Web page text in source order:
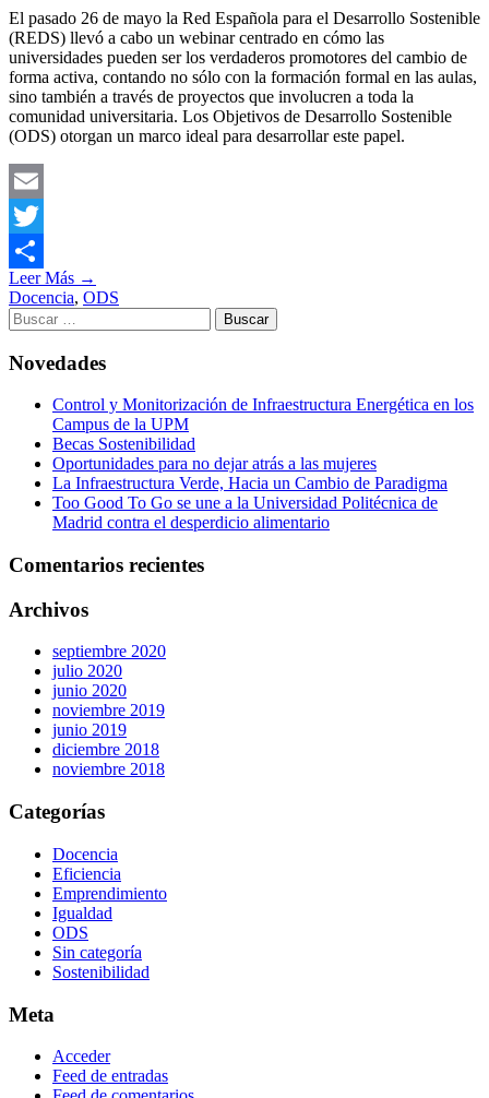
El pasado 26 de mayo la Red Española para el Desarrollo Sostenible
(REDS) llevó a cabo un webinar centrado en cómo las
universidades pueden ser los verdaderos promotores del cambio de
forma activa, contando no sólo con la formación formal en las aulas,
sino también a través de proyectos que involucren a toda la
comunidad universitaria. Los Objetivos de Desarrollo Sostenible
(ODS) otorgan un marco ideal para desarrollar este papel.
Email
Twitter
Compartir
Leer Más →
Docencia, ODS
Novedades
Control y Monitorización de Infraestructura Energética en los
Campus de la UPM
Becas Sostenibilidad
Oportunidades para no dejar atrás a las mujeres
La Infraestructura Verde, Hacia un Cambio de Paradigma
Too Good To Go se une a la Universidad Politécnica de
Madrid contra el desperdicio alimentario
Comentarios recientes
Archivos
septiembre 2020
julio 2020
junio 2020
noviembre 2019
junio 2019
diciembre 2018
noviembre 2018
Categorías
Docencia
Eficiencia
Emprendimiento
Igualdad
ODS
Sin categoría
Sostenibilidad
Meta
Acceder
Feed de entradas